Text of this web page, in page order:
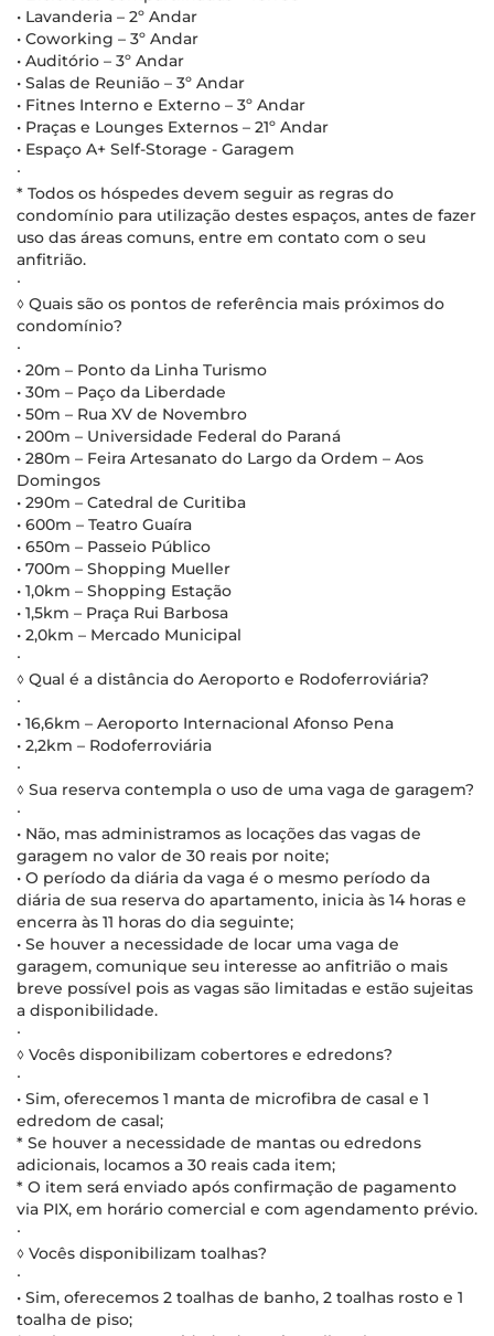
• Lavanderia – 2º Andar
• Coworking – 3º Andar
• Auditório – 3º Andar
• Salas de Reunião – 3º Andar
• Fitnes Interno e Externo – 3º Andar
• Praças e Lounges Externos – 21º Andar
• Espaço A+ Self-Storage - Garagem
∙
* Todos os hóspedes devem seguir as regras do
condomínio para utilização destes espaços, antes de fazer
uso das áreas comuns, entre em contato com o seu
anfitrião.
∙
◊ Quais são os pontos de referência mais próximos do
condomínio?
∙
• 20m – Ponto da Linha Turismo
• 30m – Paço da Liberdade
• 50m – Rua XV de Novembro
• 200m – Universidade Federal do Paraná
• 280m – Feira Artesanato do Largo da Ordem – Aos
Domingos
• 290m – Catedral de Curitiba
• 600m – Teatro Guaíra
• 650m – Passeio Público
• 700m – Shopping Mueller
• 1,0km – Shopping Estação
• 1,5km – Praça Rui Barbosa
• 2,0km – Mercado Municipal
∙
◊ Qual é a distância do Aeroporto e Rodoferroviária?
∙
• 16,6km – Aeroporto Internacional Afonso Pena
• 2,2km – Rodoferroviária
∙
◊ Sua reserva contempla o uso de uma vaga de garagem?
∙
• Não, mas administramos as locações das vagas de
garagem no valor de 30 reais por noite;
• O período da diária da vaga é o mesmo período da
diária de sua reserva do apartamento, inicia às 14 horas e
encerra às 11 horas do dia seguinte;
• Se houver a necessidade de locar uma vaga de
garagem, comunique seu interesse ao anfitrião o mais
breve possível pois as vagas são limitadas e estão sujeitas
a disponibilidade.
∙
◊ Vocês disponibilizam cobertores e edredons?
∙
• Sim, oferecemos 1 manta de microfibra de casal e 1
edredom de casal;
* Se houver a necessidade de mantas ou edredons
adicionais, locamos a 30 reais cada item;
* O item será enviado após confirmação de pagamento
via PIX, em horário comercial e com agendamento prévio.
∙
◊ Vocês disponibilizam toalhas?
∙
• Sim, oferecemos 2 toalhas de banho, 2 toalhas rosto e 1
toalha de piso;